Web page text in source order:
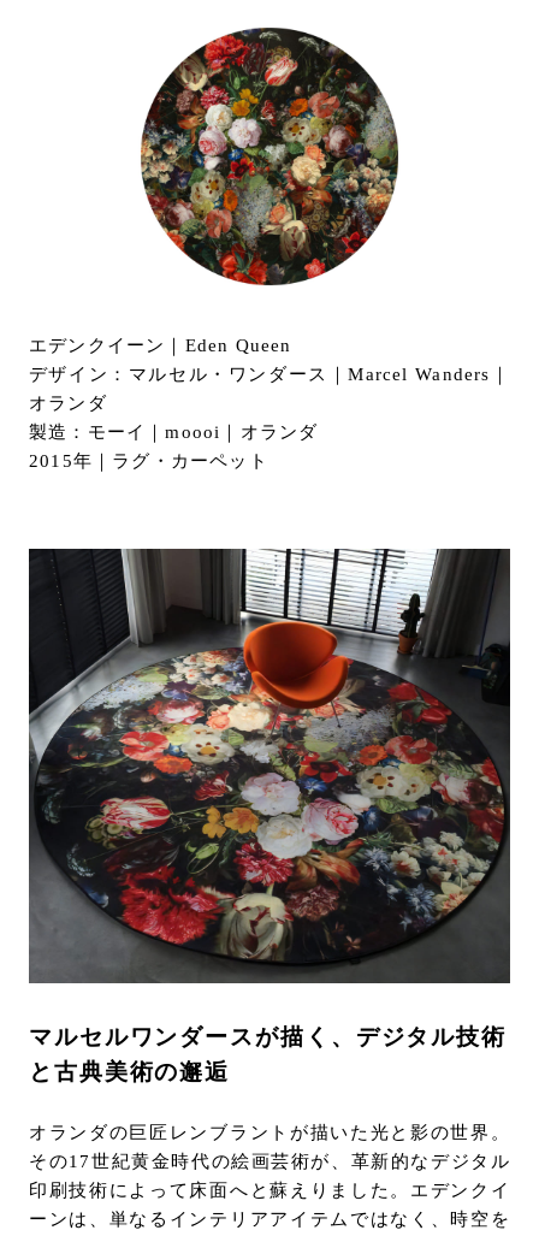
エデンクイーン｜Eden Queen
デザイン：マルセル・ワンダース｜Marcel Wanders｜
オランダ
製造：モーイ｜moooi｜オランダ
2015年｜ラグ・カーペット
マルセルワンダースが描く、デジタル技術
と古典美術の邂逅
オランダの巨匠レンブラントが描いた光と影の世界。
その17世紀黄金時代の絵画芸術が、革新的なデジタル
印刷技術によって床面へと蘇えりました。エデンクイ
ーンは、単なるインテリアアイテムではなく、時空を